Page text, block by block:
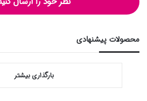
محصولات پیشنهادی
بارگذاری بیشتر